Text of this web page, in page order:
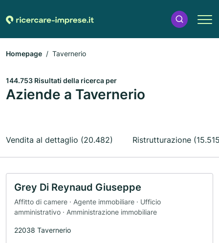
Homepage Tavernerio
144.753 Risultati della ricerca per
Aziende a Tavernerio
Vendita al dettaglio (20.482) Ristrutturazione
Grey Di Reynaud Giuseppe
Affitto di camere · Agente immobiliare · Ufficio
amministrativo · Amministrazione immobiliare
22038 Tavernerio